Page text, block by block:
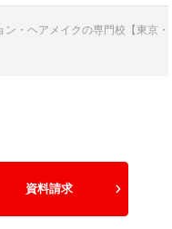
・ヘアメイクの専門校【東京
資料請求